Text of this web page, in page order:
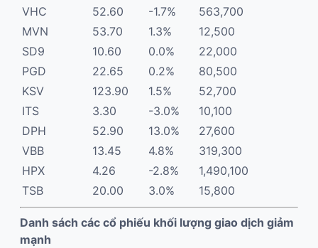
VHC
52.60 -1.7%
563,700
MVN
53.70 1.3%
12,500
SD9
10.60 0.0%
22,000
PGD
22.65 0.2%
80,500
KSV
123.90 1.5%
52,700
ITS
3.30 -3.0%
10,100
DPH
52.90 13.0%
27,600
VBB
13.45 4.8%
319,300
HPX
4.26 -2.8%
1,490,100
TSB
20.00 3.0% 15,800
Danh sách các cổ phiếu khối lượng giao dịch giảm
mạnh